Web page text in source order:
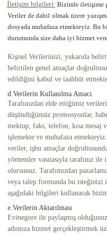
İletişim bilgileri: Bizimle iletişime
Veriler de dahil olmak üzere
dosyada muhafaza etmekteyiz. Bu
durumunda size daha iyi hizmet
Kişisel Verilerinizi, yukarıda
belirtilen genel amaçlar
edildiğini kabul ve taahhüt
d.Verilerin Kullanılma Amacı
Tarafınızdan elde ettiğimiz
düşündüğümüz promosyonlar,
mektup, faks, telefon, kısa mesaj
işlemekte ve muhafaza
veriler, işbu amaçlar
yöntemler vasıtasıyla tarafınız
olursunuz. Tarafımızdan
veya talep formunda bu
aşağıdaki bilgileri kullanarak
e.Verilerin Aktarılması
Evinegore ile paylaşmış
adımıza hizmet gerçekleştirmek